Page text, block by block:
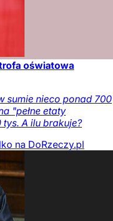
oświatowa
sumie nieco ponad 700
"pełne etaty
A ilu brakuje?
na DoRzeczy.pl